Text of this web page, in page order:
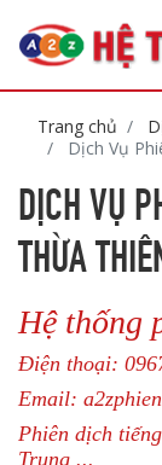
Trang chủ
Dịch Vụ
DỊCH VỤ
THỪA
Hệ thống
Điện thoại:
Email:
Phiên dịch
Trung ...